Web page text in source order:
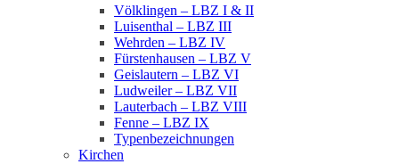
Völklingen – LBZ I & II
Luisenthal – LBZ III
Wehrden – LBZ IV
Fürstenhausen – LBZ V
Geislautern – LBZ VI
Ludweiler – LBZ VII
Lauterbach – LBZ VIII
Fenne – LBZ IX
Typenbezeichnungen
Kirchen